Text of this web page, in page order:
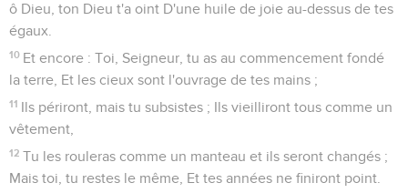
ô Dieu, ton Dieu t'a oint D'une huile de joie au-dessus de tes
égaux.
10 Et encore : Toi, Seigneur, tu as au commencement fondé
la terre, Et les cieux sont l'ouvrage de tes mains ;
11 Ils périront, mais tu subsistes ; Ils vieilliront tous comme un
vêtement,
12 Tu les rouleras comme un manteau et ils seront changés ;
Mais toi, tu restes le même, Et tes années ne finiront point.